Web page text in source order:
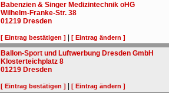
Babenzien & Singer Medizintechnik oHG
Wilhelm-Franke-Str. 38
01219 Dresden
[ Eintrag bestätigen ] |[ Eintrag ändern ]
Ballon-Sport und Luftwerbung Dresden GmbH
Klosterteichplatz 8
01219 Dresden
[ Eintrag bestätigen ] |[ Eintrag ändern ]